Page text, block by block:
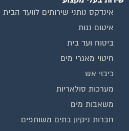
ביטוח ועד בית
חיטוי מאגרי מים
כיבוי אש
מערכות סולאריות
משאבות מים
חברות ניקיון בתים משותפים
צביעת חדרי מדרגות
שיפוץ מבנים